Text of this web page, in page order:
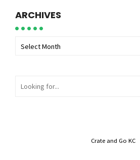
ARCHIVES
Select Month
Crate and Go KC